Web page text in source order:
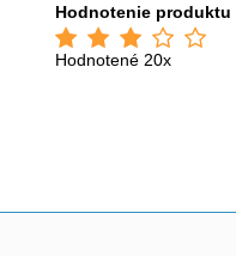
Hodnotenie produktu
Hodnotené 20x